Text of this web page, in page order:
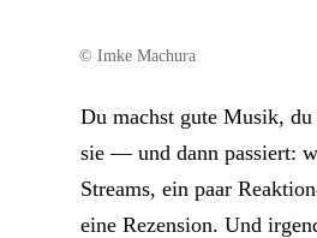
© Imke Machura
Du machst gute Musik,
sie — und dann passiert:
Streams, ein paar
eine Rezension. Und